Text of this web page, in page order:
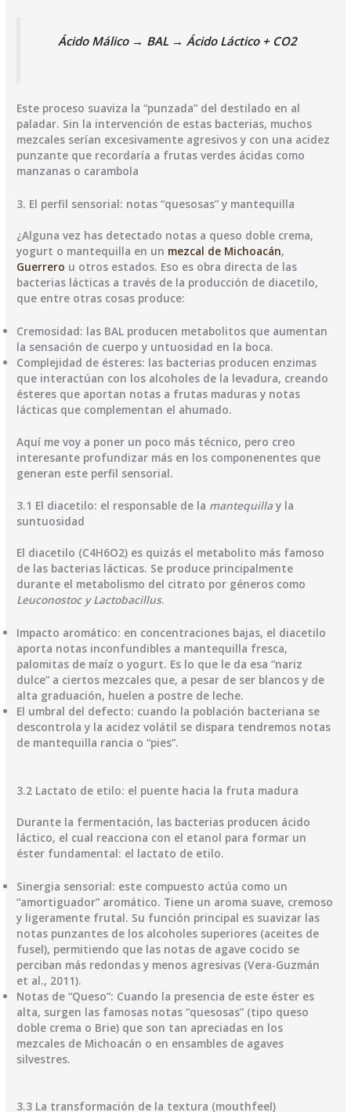
Ácido Málico → BAL → Ácido Láctico + CO2
Este proceso suaviza la “punzada” del destilado en al
paladar. Sin la intervención de estas bacterias, muchos
mezcales serían excesivamente agresivos y con una acidez
punzante que recordaría a frutas verdes ácidas como
manzanas o carambola
3. El perfil sensorial: notas “quesosas” y mantequilla
​¿Alguna vez has detectado notas a queso doble crema,
yogurt o mantequilla en un mezcal de Michoacán,
Guerrero u otros estados. Eso es obra directa de las
bacterias lácticas a través de la producción de diacetilo,
que entre otras cosas produce:
​Cremosidad: las BAL producen metabolitos que aumentan
la sensación de cuerpo y untuosidad en la boca.
​Complejidad de ésteres: las bacterias producen enzimas
que interactúan con los alcoholes de la levadura, creando
ésteres que aportan notas a frutas maduras y notas
lácticas que complementan el ahumado.
Aquí me voy a poner un poco más técnico, pero creo
interesante profundizar más en los componenentes que
generan este perfil sensorial.
3.1 El diacetilo: el responsable de la mantequilla y la
suntuosidad
​El diacetilo (C4H6O2) es quizás el metabolito más famoso
de las bacterias lácticas. Se produce principalmente
durante el metabolismo del citrato por géneros como
Leuconostoc y Lactobacillus.
​Impacto aromático: en concentraciones bajas, el diacetilo
aporta notas inconfundibles a mantequilla fresca,
palomitas de maíz o yogurt. Es lo que le da esa “nariz
dulce” a ciertos mezcales que, a pesar de ser blancos y de
alta graduación, huelen a postre de leche.
​El umbral del defecto: cuando la población bacteriana se
descontrola y la acidez volátil se dispara tendremos notas
de mantequilla rancia o “pies”.
​3.2 Lactato de etilo: el puente hacia la fruta madura
​Durante la fermentación, las bacterias producen ácido
láctico, el cual reacciona con el etanol para formar un
éster fundamental: el lactato de etilo.
​Sinergia sensorial: este compuesto actúa como un
“amortiguador” aromático. Tiene un aroma suave, cremoso
y ligeramente frutal. Su función principal es suavizar las
notas punzantes de los alcoholes superiores (aceites de
fusel), permitiendo que las notas de agave cocido se
perciban más redondas y menos agresivas (Vera-Guzmán
et al., 2011).
​Notas de “Queso”: Cuando la presencia de este éster es
alta, surgen las famosas notas “quesosas” (tipo queso
doble crema o Brie) que son tan apreciadas en los
mezcales de Michoacán o en ensambles de agaves
silvestres.
​3.3 La transformación de la textura (mouthfeel)